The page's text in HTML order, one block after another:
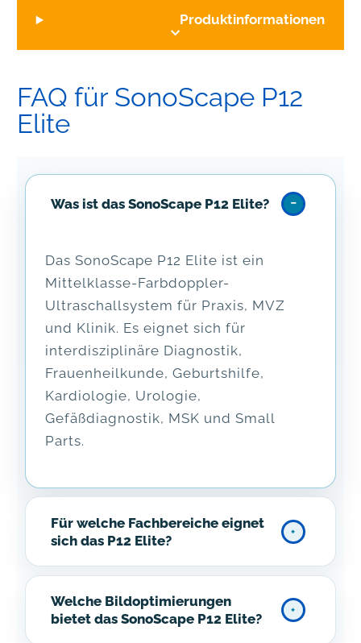
Produktinformationen
FAQ für SonoScape P12
Elite
Was ist das SonoScape P12 Elite?
Das SonoScape P12 Elite ist ein
Mittelklasse-Farbdoppler-
Ultraschallsystem für Praxis, MVZ
und Klinik. Es eignet sich für
interdisziplinäre Diagnostik,
Frauenheilkunde, Geburtshilfe,
Kardiologie, Urologie,
Gefäßdiagnostik, MSK und Small
Parts.
Für welche Fachbereiche eignet
sich das P12 Elite?
Welche Bildoptimierungen
bietet das SonoScape P12 Elite?